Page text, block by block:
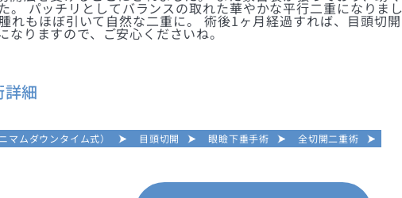
。 パッチリとしてバランスの取れた華やかな平行二重になりま
れもほぼ引いて自然な二重に。 術後1ヶ月経過すれば、目頭切
なりますので、ご安心くださいね。
細
マムダウンタイム式） 目頭切開 眼瞼下垂手術 全切開二重術